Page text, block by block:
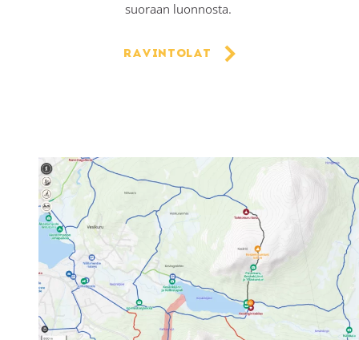
suoraan luonnosta.
Ravintolat